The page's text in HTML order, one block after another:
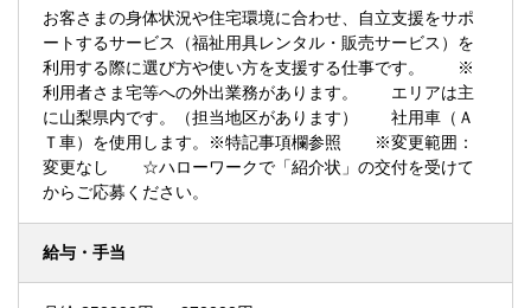
お客さまの身体状況や住宅環境に合わせ、自立支援をサポ
ートするサービス（福祉用具レンタル・販売サービス）を
利用する際に選び方や使い方を支援する仕事です。 ※
利用者さま宅等への外出業務があります。 エリアは主
に山梨県内です。（担当地区があります） 社用車（Ａ
Ｔ車）を使用します。※特記事項欄参照 ※変更範囲：
変更なし ☆ハローワークで「紹介状」の交付を受けて
からご応募ください。
給与・手当